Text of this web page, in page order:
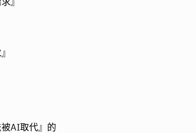
AI取代』的